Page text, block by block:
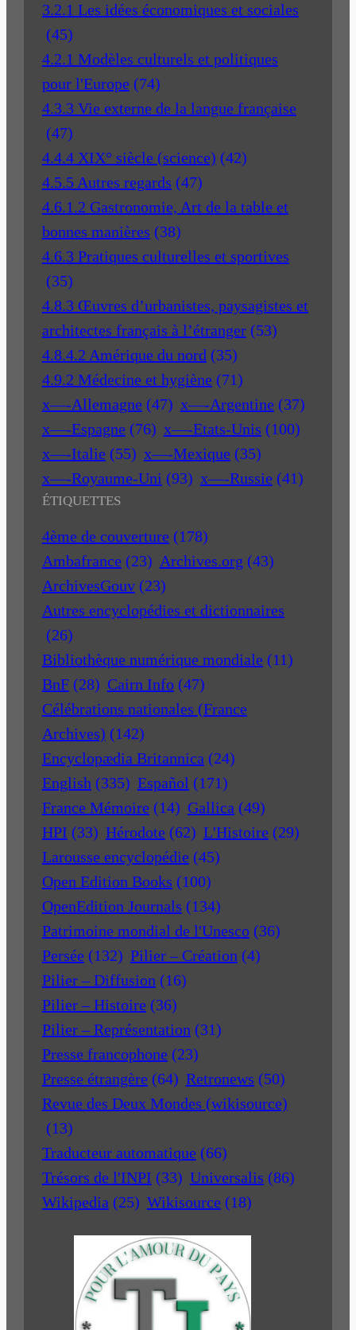
3.2.1 Les idées économiques et sociales
(45)
4.2.1 Modèles culturels et politiques
pour l'Europe (74)
4.3.3 Vie externe de la langue française
(47)
4.4.4 XIX° siècle (science) (42)
4.5.5 Autres regards (47)
4.6.1.2 Gastronomie, Art de la table et
bonnes manières (38)
4.6.3 Pratiques culturelles et sportives
(35)
4.8.3 Œuvres d’urbanistes, paysagistes et
architectes français à l’étranger (53)
4.8.4.2 Amérique du nord (35)
4.9.2 Médecine et hygiène (71)
x—-Allemagne (47) x—-Argentine (37)
x—-Espagne (76) x—-Etats-Unis (100)
x—-Italie (55) x—-Mexique (35)
x—-Royaume-Uni (93) x—-Russie (41)
ÉTIQUETTES
4ème de couverture (178)
Ambafrance (23) Archives.org (43)
ArchivesGouv (23)
Autres encyclopédies et dictionnaires
(26)
Bibliothèque numérique mondiale (11)
BnF (28) Cairn Info (47)
Célébrations nationales (France
Archives) (142)
Encyclopædia Britannica (24)
English (335) Español (171)
France Mémoire (14) Gallica (49)
HPI (33) Hérodote (62) L'Histoire (29)
Larousse encyclopédie (45)
Open Edition Books (100)
OpenEdition Journals (134)
Patrimoine mondial de l'Unesco (36)
Persée (132) Pilier – Création (4)
Pilier – Diffusion (16)
Pilier – Histoire (36)
Pilier – Représentation (31)
Presse francophone (23)
Presse étrangère (64) Retronews (50)
Revue des Deux Mondes (wikisource)
(13)
Traducteur automatique (66)
Trésors de l'INPI (33) Universalis (86)
Wikipedia (25) Wikisource (18)